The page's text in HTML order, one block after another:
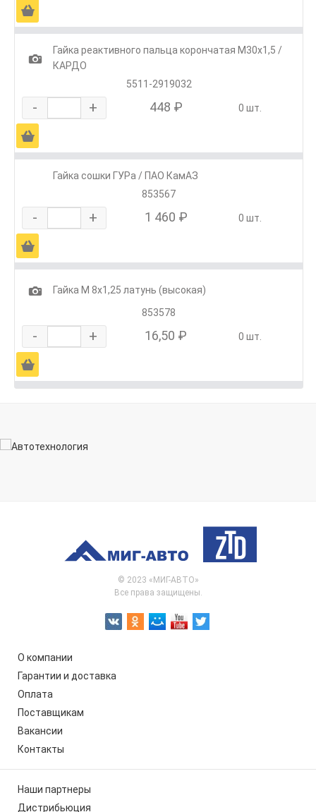
Ä
1
Гайка реактивного пальца корончатая М30х1,5 /
КАРДО
5511-2919032
- + 448 ₽ 0 шт.
Ä
Гайка сошки ГУРа / ПАО КамАЗ
853567
- + 1 460 ₽ 0 шт.
Ä
1
Гайка М 8х1,25 латунь (высокая)
853578
- + 16,50 ₽ 0 шт.
Ä
© 2023 «МИГ-АВТО»
Все права защищены.
О компании
Гарантии и доставка
Оплата
Поставщикам
Вакансии
Контакты
Наши партнеры
Дистрибьюция